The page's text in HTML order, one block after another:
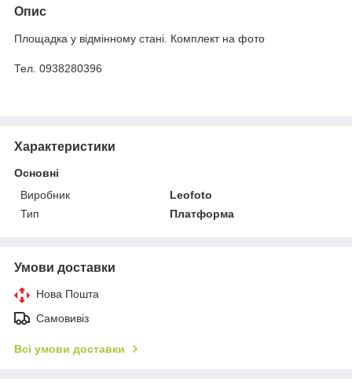
Опис
Площадка у відмінному стані. Комплект на фото
Тел. 0938280396
Характеристики
Основні
Виробник
Leofoto
Тип
Платформа
Умови доставки
Нова Пошта
Самовивіз
Всі умови доставки